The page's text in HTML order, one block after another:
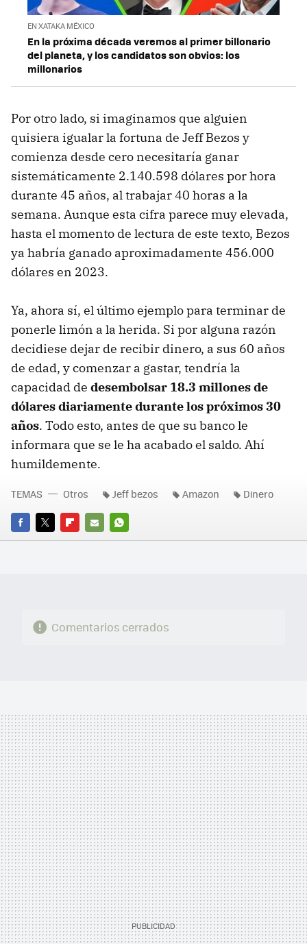
EN XATAKA MÉXICO
En la próxima década veremos al primer billonario
del planeta, y los candidatos son obvios: los
millonarios
Por otro lado, si imaginamos que alguien
quisiera igualar la fortuna de Jeff Bezos y
comienza desde cero necesitaría ganar
sistemáticamente 2.140.598 dólares por hora
durante 45 años, al trabajar 40 horas a la
semana. Aunque esta cifra parece muy elevada,
hasta el momento de lectura de este texto, Bezos
ya habría ganado aproximadamente 456.000
dólares en 2023.
Ya, ahora sí, el último ejemplo para terminar de
ponerle limón a la herida. Si por alguna razón
decidiese dejar de recibir dinero, a sus 60 años
de edad, y comenzar a gastar, tendría la
capacidad de desembolsar 18.3 millones de
dólares diariamente durante los próximos 30
años. Todo esto, antes de que su banco le
informara que se le ha acabado el saldo. Ahí
humildemente.
FACEBOOK
TWITTERFLIPBOARD
E-
WHATSAPP
TEMAS Otros Jeff bezos Amazon Dinero
Comentarios cerrados